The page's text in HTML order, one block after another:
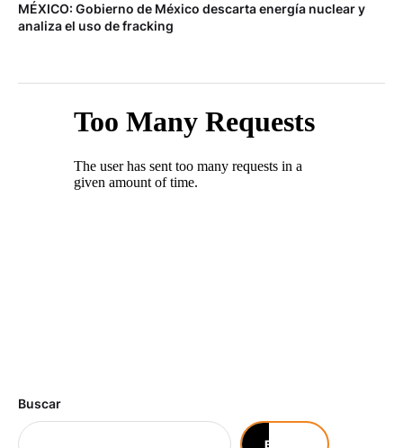
MÉXICO: Gobierno de México descarta energía nuclear y
analiza el uso de fracking
Buscar
Buscar